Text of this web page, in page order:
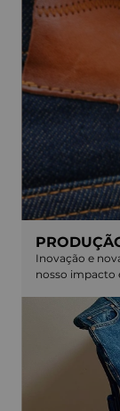
Inovação e
nosso impacto